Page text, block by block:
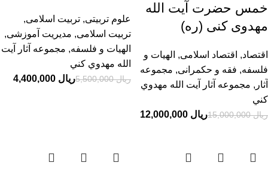
خمس حضرت آیت الله
مهدوی کنی (ره)
اقتصاد, اقتصاد اسلامی, الهیات و
فلسفه, فقه و حکمرانی, مجموعه
آثار , مجموعه آثار آيت الله مهدوي
كني
ریال15,000,000 ریال
علوم تربیتی, تربیت اسلامی,
تربیت اسلامی, مدیریت آموزشی,
الهیات و فلسفه, مجموعه آثار آيت
الله مهدوي كني
ریال5,500,000 ریال